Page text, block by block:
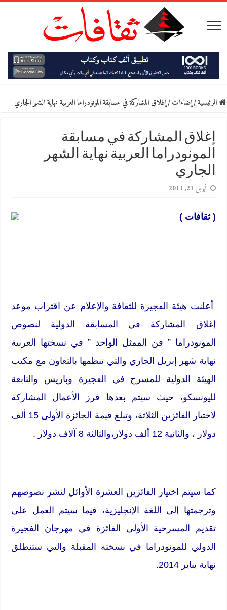
الرئيسية/إضاءات/إغلاق المشاركة في مسابقة المونودراما العربية نهاية الشهر الجاري
إغلاق المشاركة في مسابقة
المونودراما العربية نهاية الشهر
الجاري
أبريل 21, 2013
( ثقافات )
أعلنت هيئة الفجيرة للثقافة والإعلام عن اقتراب موعد
إغلاق المشاركة في المسابقة الدولية لنصوص
المونودراما ” فن الممثل الواحد ” في نسختها العربية
نهاية شهر إبريل الجاري والتي تنظمها بالتعاون مع مكتب
الهيئة الدولية للمسرح في الفجيرة وباريس والتابعة
لليونسكو، حيث سيتم بعدها فرز الأعمال المشاركة
لاختيار الفائزين الثلاثة، وتبلغ قيمة الجائزة الأولى 15 ألف
دولار ، والثانية 12 ألف دولار،والثالثة 8 آلاف دولار .
كما سيتم اختيار الفائزين العشرة الأوائل لنشر نصوصهم
وترجمتها إلى اللغة الإنجليزية، فيما سيتم العمل على
تقديم المسرحية الأولى الفائزة في مهرجان الفجيرة
الدولي للمونودراما في نسخته المقبلة والتي ستنطلق
نهاية يناير 2014.